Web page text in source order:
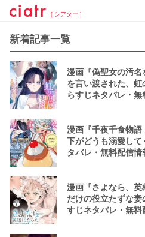
[ シアター ]
新着記事一覧
漫画『偽聖女の汚
を言い渡された、
らすじネタバレ・
漫画『千夜千食物
下がどうも溺愛し
タバレ・無料配信
漫画『さよなら、
だけの役立たずな
すじネタバレ・無